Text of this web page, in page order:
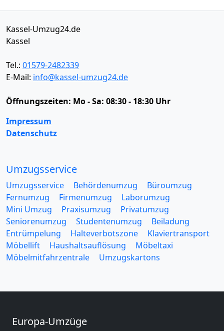
Kassel-Umzug24.de
Kassel
Tel.: 01579-2482339
E-Mail: info@kassel-umzug24.de
Öffnungszeiten: Mo - Sa: 08:30 - 18:30 Uhr
Impressum
Datenschutz
Umzugsservice
Umzugsservice Behördenumzug
Büroumzug
Fernumzug
Firmenumzug
Laborumzug
Mini Umzug
Praxisumzug
Privatumzug
Seniorenumzug
Studentenumzug
Beiladung
Entrümpelung
Halteverbotszone
Klaviertransport
Möbellift
Haushaltsauflösung
Möbeltaxi
Möbelmitfahrzentrale
Umzugskartons
Europa-Umzüge